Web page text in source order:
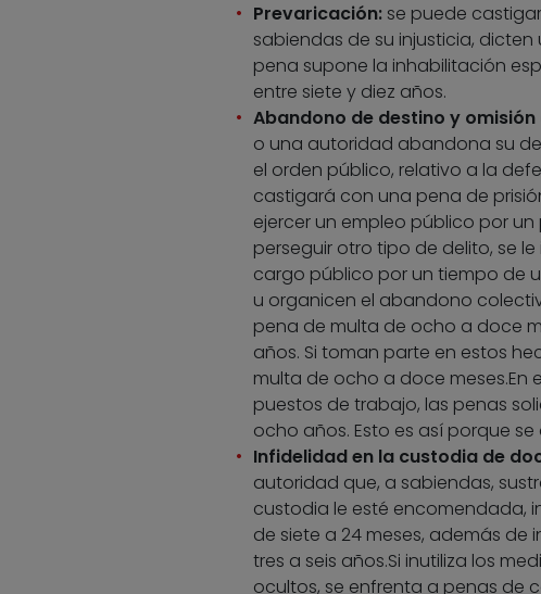
Prevaricación:se puede
sabiendas de su injusticia,
pena supone la inhabilitación
entre siete y diez años.
Abandono de destino y
o una autoridad abandona su
el orden público, relativo a la
castigará con una pena de
ejercer un empleo público por
perseguir otro tipo de delito, se
cargo público por un tiempo de
u organicen el abandono
pena de multa de ocho a doce
años. Si toman parte en estos
multa de ocho a doce
puestos de trabajo, las penas
ocho años. Esto es así porque
Infidelidad en la custodia de
autoridad que, a sabiendas,
custodia le esté encomendada,
de siete a 24 meses, además
tres a seis años.Si inutiliza los
ocultos, se enfrenta a penas de